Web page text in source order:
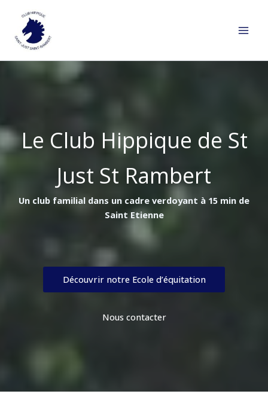
contenu
Le Club Hippique de St
Just St Rambert
Un club familial dans un cadre verdoyant à 15 min de
Saint Etienne
Découvrir notre Ecole d’équitation
Nous contacter